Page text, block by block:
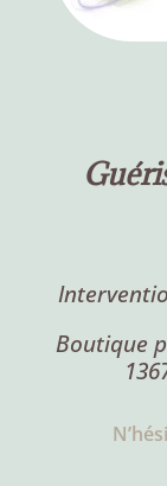
Boutique